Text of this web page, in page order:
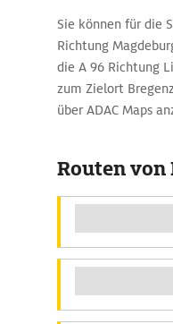
Sie können für die
Richtung
die A 96 Richtung
zum Zielort
über ADAC Maps
Routen von